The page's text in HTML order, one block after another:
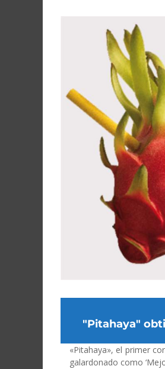
"Pitahaya"
«Pitahaya», el primer
galardonado como